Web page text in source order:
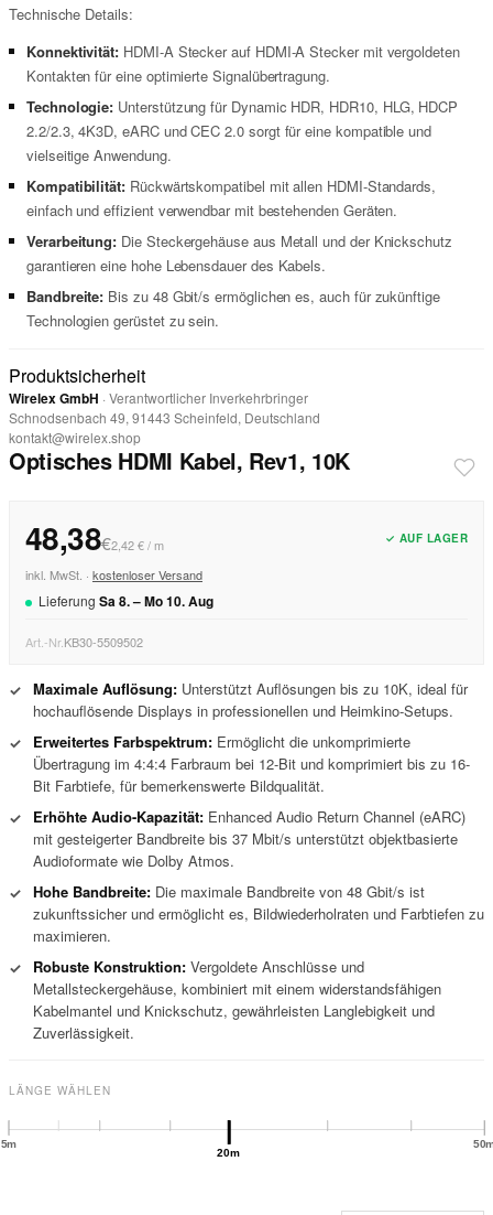
Technische Details:
Konnektivität: HDMI-A Stecker auf HDMI-A Stecker mit vergoldeten
Kontakten für eine optimierte Signalübertragung.
Technologie: Unterstützung für Dynamic HDR, HDR10, HLG, HDCP
2.2/2.3, 4K3D, eARC und CEC 2.0 sorgt für eine kompatible und
vielseitige Anwendung.
Kompatibilität: Rückwärtskompatibel mit allen HDMI-Standards,
einfach und effizient verwendbar mit bestehenden Geräten.
Verarbeitung: Die Steckergehäuse aus Metall und der Knickschutz
garantieren eine hohe Lebensdauer des Kabels.
Bandbreite: Bis zu 48 Gbit/s ermöglichen es, auch für zukünftige
Technologien gerüstet zu sein.
Produktsicherheit
Wirelex GmbH · Verantwortlicher Inverkehrbringer
Schnodsenbach 49, 91443 Scheinfeld, Deutschland
kontakt@wirelex.shop
Optisches HDMI Kabel, Rev1, 10K
48,38€2,42 € / m ✓ AUF LAGER
inkl. MwSt. · kostenloser Versand
Lieferung Sa8. –Mo10.Aug
Art.-Nr.KB30-5509502
✓ Maximale Auflösung: Unterstützt Auflösungen bis zu 10K, ideal für
hochauflösende Displays in professionellen und Heimkino-Setups.
✓
Erweitertes Farbspektrum: Ermöglicht die unkomprimierte
Übertragung im 4:4:4 Farbraum bei 12-Bit und komprimiert bis zu 16-
Bit Farbtiefe, für bemerkenswerte Bildqualität.
✓
Erhöhte Audio-Kapazität: Enhanced Audio Return Channel (eARC)
mit gesteigerter Bandbreite bis 37 Mbit/s unterstützt objektbasierte
Audioformate wie Dolby Atmos.
✓ Hohe Bandbreite: Die maximale Bandbreite von 48 Gbit/s ist
zukunftssicher und ermöglicht es, Bildwiederholraten und Farbtiefen zu
maximieren.
✓
Robuste Konstruktion: Vergoldete Anschlüsse und
Metallsteckergehäuse, kombiniert mit einem widerstandsfähigen
Kabelmantel und Knickschutz, gewährleisten Langlebigkeit und
Zuverlässigkeit.
LÄNGE WÄHLEN
5m
20m